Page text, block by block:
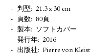
判型
21.3 x 30 cm
頁数
80頁
製本
ソフトカバー
発行年
2016
出版社
Pierre von Kleist